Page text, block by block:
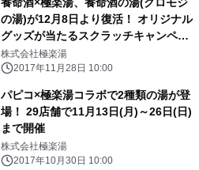
の湯)が12月8日より復活！ オリジナル
グッズが当たるスクラッチキャンペー
ンも同時開催
株式会社極楽湯
2017年11月28日 10:00
パピコ×極楽湯コラボで2種類の湯が登
場！ 29店舗で11月13日(月)～26日(日)
まで開催
株式会社極楽湯
2017年10月30日 10:00